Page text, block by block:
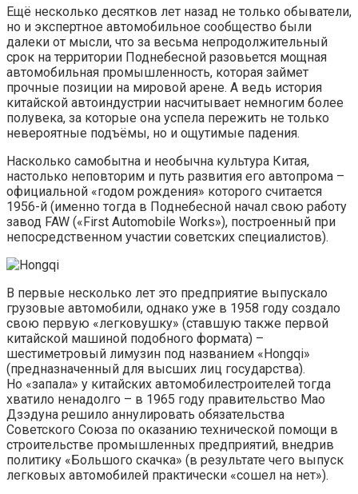
Ещё несколько десятков лет назад не только обыватели,
но и экспертное автомобильное сообщество были
далеки от мысли, что за весьма непродолжительный
срок на территории Поднебесной разовьется мощная
автомобильная промышленность, которая займет
прочные позиции на мировой арене. А ведь история
китайской автоиндустрии насчитывает немногим более
полувека, за которые она успела пережить не только
невероятные подъёмы, но и ощутимые падения.
Насколько самобытна и необычна культура Китая,
настолько неповторим и путь развития его автопрома –
официальной «годом рождения» которого считается
1956-й (именно тогда в Поднебесной начал свою работу
завод FAW («First Automobile Works»), построенный при
непосредственном участии советских специалистов).
В первые несколько лет это предприятие выпускало
грузовые автомобили, однако уже в 1958 году создало
свою первую «легковушку» (ставшую также первой
китайской машиной подобного формата) –
шестиметровый лимузин под названием «Hongqi»
(предназначенный для высших лиц государства).
Но «запала» у китайских автомобилестроителей тогда
хватило ненадолго – в 1965 году правительство Мао
Дзэдуна решило аннулировать обязательства
Советского Союза по оказанию технической помощи в
строительстве промышленных предприятий, внедрив
политику «Большого скачка» (в результате чего выпуск
легковых автомобилей практически «сошел на нет»).